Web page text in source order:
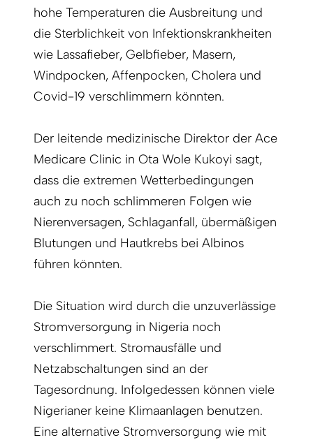
hohe Temperaturen die Ausbreitung und
die Sterblichkeit von Infektionskrankheiten
wie Lassafieber, Gelbfieber, Masern,
Windpocken, Affenpocken, Cholera und
Covid-19 verschlimmern könnten.
Der leitende medizinische Direktor der Ace
Medicare Clinic in Ota Wole Kukoyi sagt,
dass die extremen Wetterbedingungen
auch zu noch schlimmeren Folgen wie
Nierenversagen, Schlaganfall, übermäßigen
Blutungen und Hautkrebs bei Albinos
führen könnten.
Die Situation wird durch die unzuverlässige
Stromversorgung in Nigeria noch
verschlimmert. Stromausfälle und
Netzabschaltungen sind an der
Tagesordnung. Infolgedessen können viele
Nigerianer keine Klimaanlagen benutzen.
Eine alternative Stromversorgung wie mit